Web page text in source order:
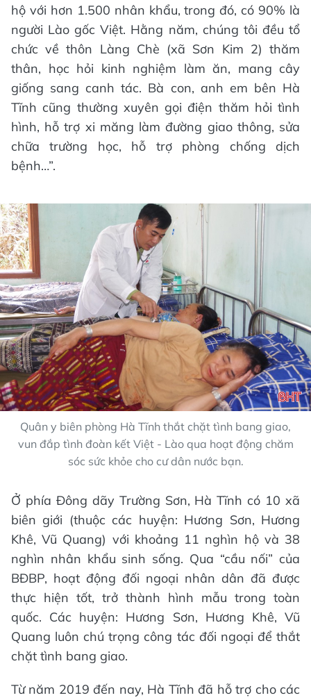
hộ với hơn 1.500 nhân khẩu, trong đó, có 90% là
người Lào gốc Việt. Hằng năm, chúng tôi đều tổ
chức về thôn Làng Chè (xã Sơn Kim 2) thăm
thân, học hỏi kinh nghiệm làm ăn, mang cây
giống sang canh tác. Bà con, anh em bên Hà
Tĩnh cũng thường xuyên gọi điện thăm hỏi tình
hình, hỗ trợ xi măng làm đường giao thông, sửa
chữa trường học, hỗ trợ phòng chống dịch
bệnh…”.
Quân y biên phòng Hà Tĩnh thắt chặt tình bang giao,
vun đắp tình đoàn kết Việt - Lào qua hoạt động chăm
sóc sức khỏe cho cư dân nước bạn.
Ở phía Đông dãy Trường Sơn, Hà Tĩnh có 10 xã
biên giới (thuộc các huyện: Hương Sơn, Hương
Khê, Vũ Quang) với khoảng 11 nghìn hộ và 38
nghìn nhân khẩu sinh sống. Qua “cầu nối” của
BĐBP, hoạt động đối ngoại nhân dân đã được
thực hiện tốt, trở thành hình mẫu trong toàn
quốc. Các huyện: Hương Sơn, Hương Khê, Vũ
Quang luôn chú trọng công tác đối ngoại để thắt
chặt tình bang giao.
Từ năm 2019 đến nay, Hà Tĩnh đã hỗ trợ cho các